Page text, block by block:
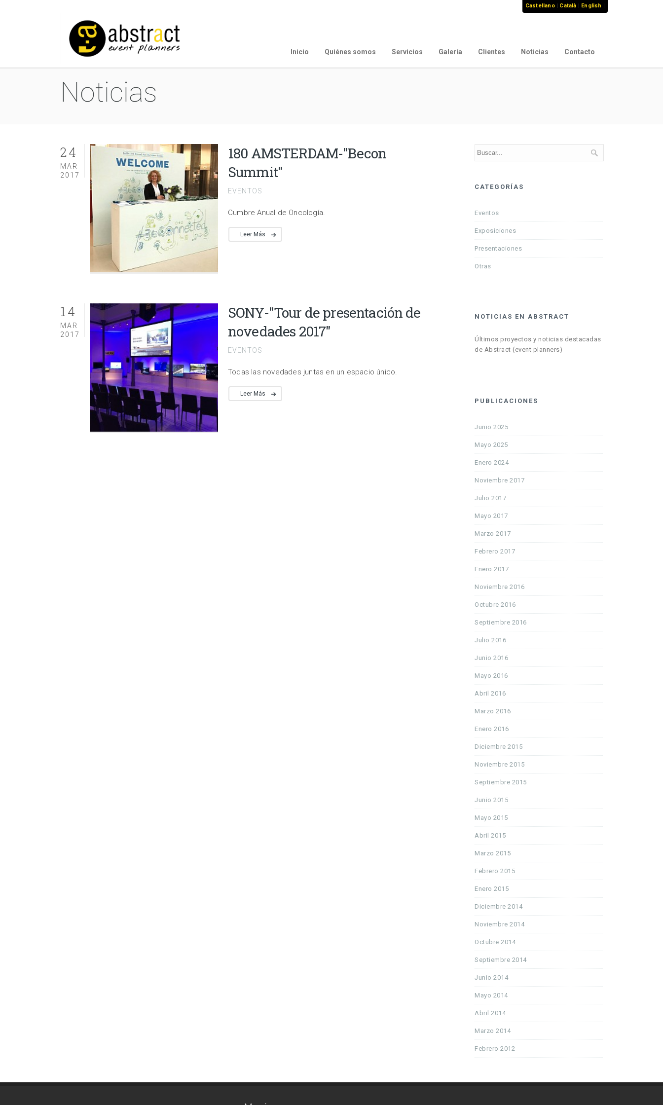
Castellano| Català | English |
Inicio Quiénes somos Servicios Galería Clientes Noticias Contacto
Noticias
24
MAR
2017
180 AMSTERDAM-"Becon
Summit"
EVENTOS
Cumbre Anual de Oncología.
Leer Más
14
MAR
2017
SONY-"Tour de presentación de
novedades 2017"
EVENTOS
Todas las novedades juntas en un espacio único.
Leer Más
CATEGORÍAS
Eventos
Exposiciones
Presentaciones
Otras
NOTICIAS EN ABSTRACT
Últimos proyectos y noticias destacadas
de Abstract (event planners)
PUBLICACIONES
Junio 2025
Mayo 2025
Enero 2024
Noviembre 2017
Julio 2017
Mayo 2017
Marzo 2017
Febrero 2017
Enero 2017
Noviembre 2016
Octubre 2016
Septiembre 2016
Julio 2016
Junio 2016
Mayo 2016
Abril 2016
Marzo 2016
Enero 2016
Diciembre 2015
Noviembre 2015
Septiembre 2015
Junio 2015
Mayo 2015
Abril 2015
Marzo 2015
Febrero 2015
Enero 2015
Diciembre 2014
Noviembre 2014
Octubre 2014
Septiembre 2014
Junio 2014
Mayo 2014
Abril 2014
Marzo 2014
Febrero 2012